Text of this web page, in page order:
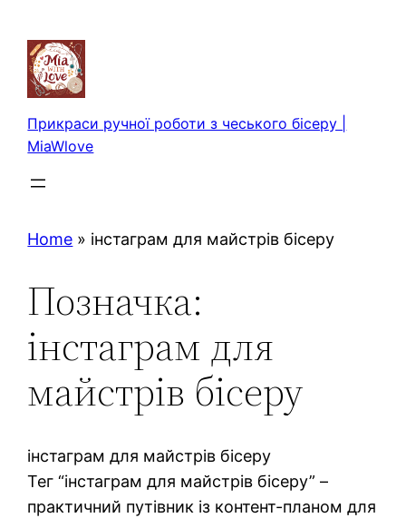
вмісту
Прикраси ручної роботи з чеського бісеру |
MiaWlove
Home » інстаграм для майстрів бісеру
Позначка:
інстаграм для
майстрів бісеру
інстаграм для майстрів бісеру
Тег “інстаграм для майстрів бісеру” –
практичний путівник із контент-планом для